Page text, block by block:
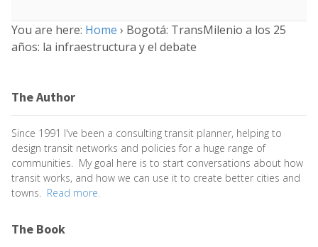
You are here: Home › Bogotá: TransMilenio a los 25
años: la infraestructura y el debate
The Author
Since 1991 I've been a consulting transit planner, helping to
design transit networks and policies for a huge range of
communities. My goal here is to start conversations about how
transit works, and how we can use it to create better cities and
towns. Read more.
The Book